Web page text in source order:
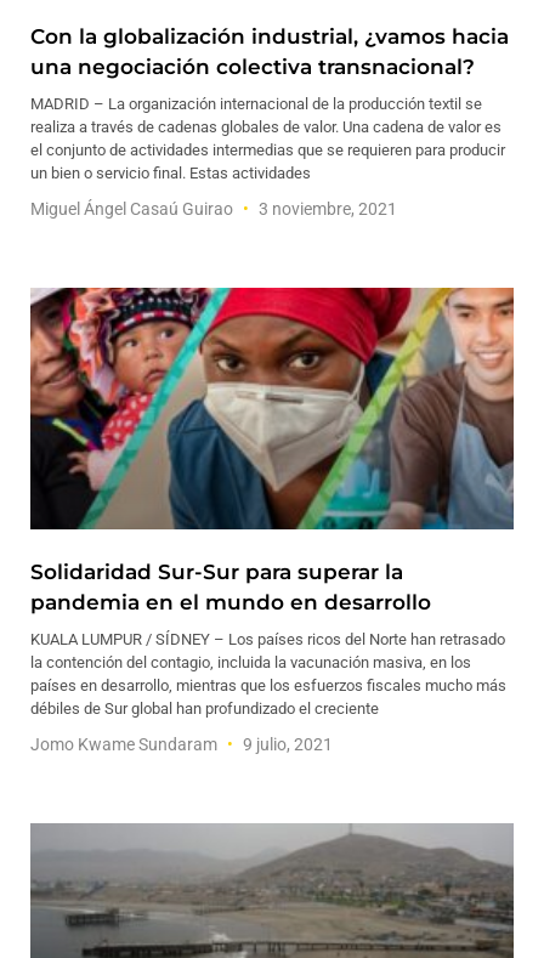
Con la globalización industrial, ¿vamos hacia
una negociación colectiva transnacional?
MADRID – La organización internacional de la producción textil se
realiza a través de cadenas globales de valor. Una cadena de valor es
el conjunto de actividades intermedias que se requieren para producir
un bien o servicio final. Estas actividades
Miguel Ángel Casaú Guirao 3 noviembre, 2021
Solidaridad Sur-Sur para superar la
pandemia en el mundo en desarrollo
KUALA LUMPUR / SÍDNEY – Los países ricos del Norte han retrasado
la contención del contagio, incluida la vacunación masiva, en los
países en desarrollo, mientras que los esfuerzos fiscales mucho más
débiles de Sur global han profundizado el creciente
Jomo Kwame Sundaram 9 julio, 2021